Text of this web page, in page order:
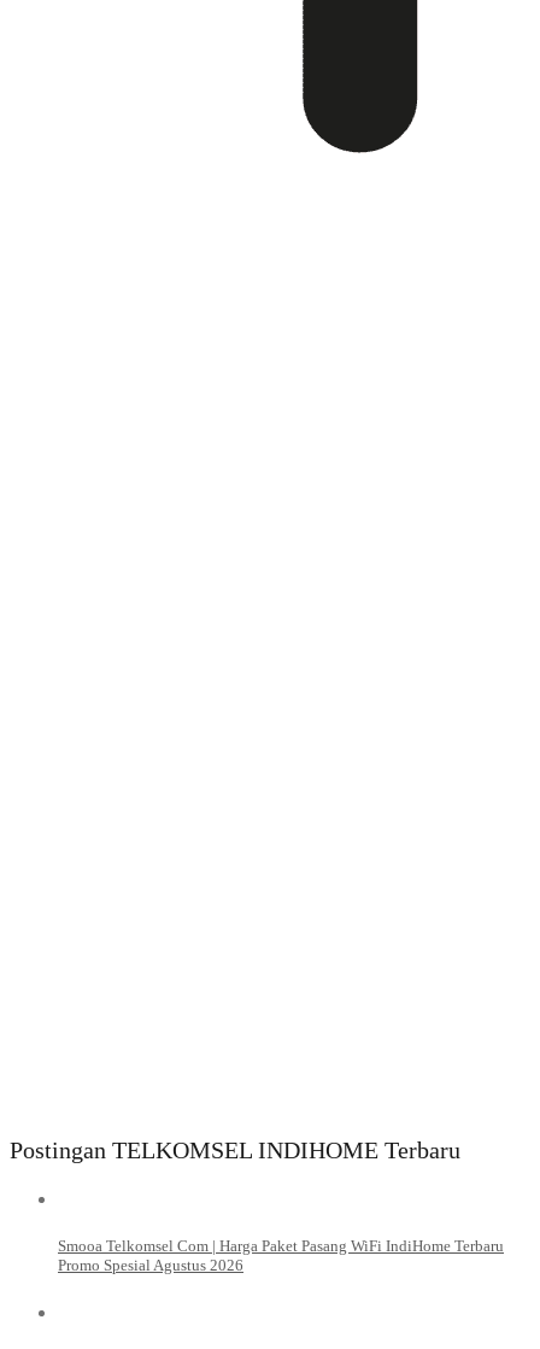
Postingan TELKOMSEL INDIHOME Terbaru
Smooa Telkomsel Com | Harga Paket Pasang WiFi IndiHome Terbaru
Promo Spesial Agustus 2026